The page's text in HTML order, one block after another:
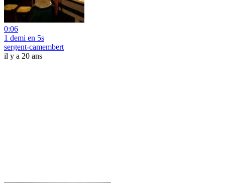
0:06
1 demi en 5s
sergent-camembert
il y a 20 ans